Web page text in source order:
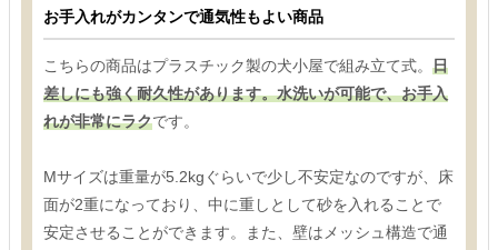
お手入れがカンタンで通気性もよい商品
こちらの商品はプラスチック製の犬小屋で組み立て式。 日
差しにも強く耐久性があります。水洗いが可能で、お手入
れが非常にラクです。
Mサイズは重量が5.2kgぐらいで少し不安定なのですが、床
面が2重になっており、中に重しとして砂を入れることで
安定させることができます。また、壁はメッシュ構造で通